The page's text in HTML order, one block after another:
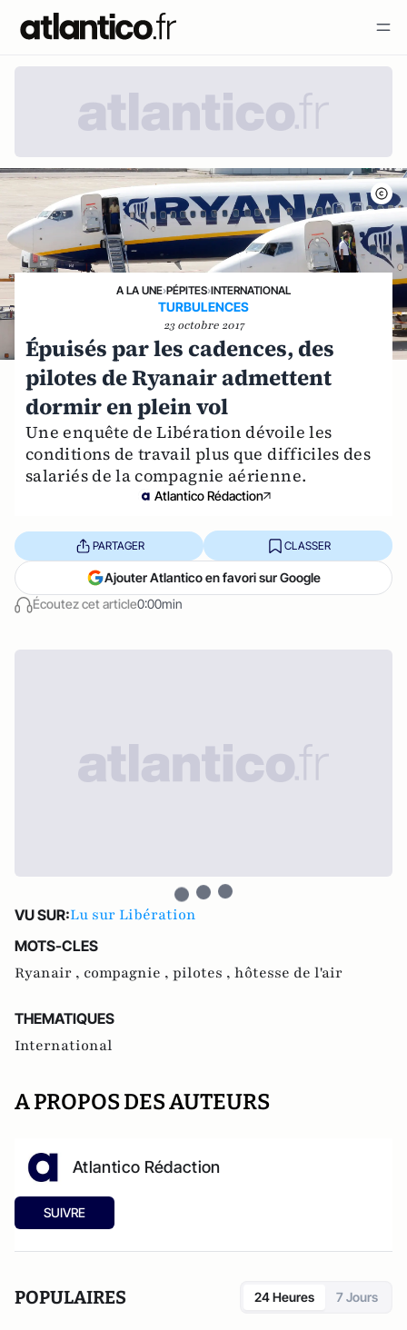
A LA UNE›PÉPITES›INTERNATIONAL
TURBULENCES
23 octobre 2017
Épuisés par les cadences, des
pilotes de Ryanair admettent
dormir en plein vol
Une enquête de Libération dévoile les
conditions de travail plus que difficiles des
salariés de la compagnie aérienne.
Atlantico Rédaction
Écoutez cet article0:00min
PARTAGER CLASSER
Ajouter Atlantico en favori sur Google
VU SUR:Lu sur Libération
MOTS-CLES
Ryanair , compagnie , pilotes , hôtesse de l'air
THEMATIQUES
International
A PROPOS DES AUTEURS
Atlantico Rédaction
SUIVRE
POPULAIRES 24 Heures 7 Jours